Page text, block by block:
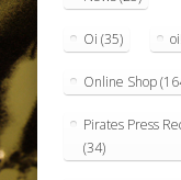
Oi (35) oi!
Online Shop
Pirates Press
(34)